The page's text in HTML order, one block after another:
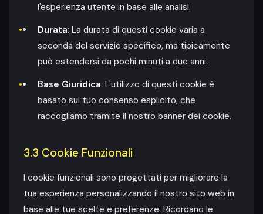
l'esperienza utente in base alle analisi.
Durata: La durata di questi cookie varia a
seconda del servizio specifico, ma tipicamente
può estendersi da pochi minuti a due anni.
Base Giuridica: L'utilizzo di questi cookie è
basato sul tuo consenso esplicito, che
raccogliamo tramite il nostro banner dei cookie.
3.3 Cookie Funzionali
I cookie funzionali sono progettati per migliorare la
tua esperienza personalizzando il nostro sito web in
base alle tue scelte e preferenze. Ricordano le